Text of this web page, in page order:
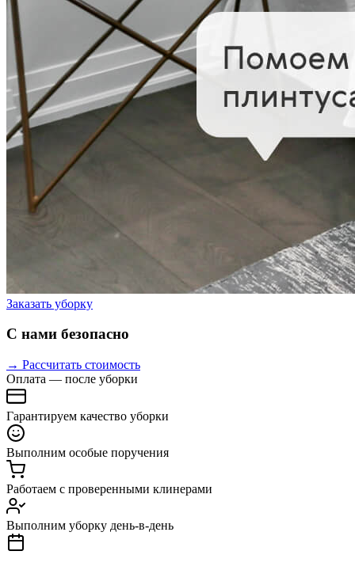
Заказать уборку
С нами безопасно
→ Рассчитать стоимость
Оплата — после уборки
Гарантируем качество уборки
Выполним особые поручения
Работаем с проверенными клинерами
Выполним уборку день-в-день